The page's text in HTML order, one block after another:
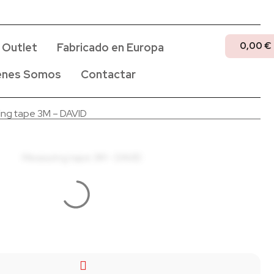
Outlet
Fabricado en Europa
Somos Contactar
0,00 €
tape 3M – DAVID